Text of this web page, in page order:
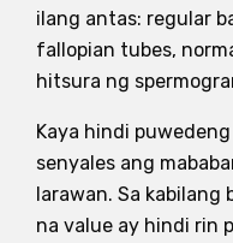
ilang antas: regular
fallopian tubes,
hitsura ng
Kaya hindi
senyales ang
larawan. Sa kabilang
na value ay hindi rin